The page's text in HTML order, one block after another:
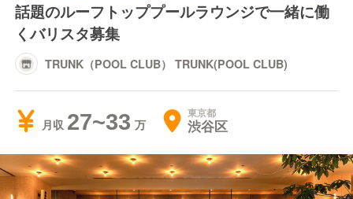
話題のルーフトッププールラウンジで一緒に働
くバリスタ募集
TRUNK（POOL CLUB） TRUNK(POOL CLUB)
月収 27~33 東京都
渋谷区